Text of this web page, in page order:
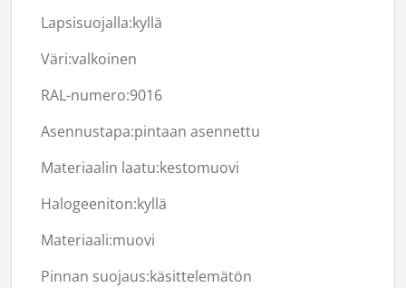
Lapsisuojalla:kyllä
Väri:valkoinen
RAL-numero:9016
Asennustapa:pintaan asennettu
Materiaalin laatu:kestomuovi
Halogeeniton:kyllä
Materiaali:muovi
Pinnan suojaus:käsittelemätön